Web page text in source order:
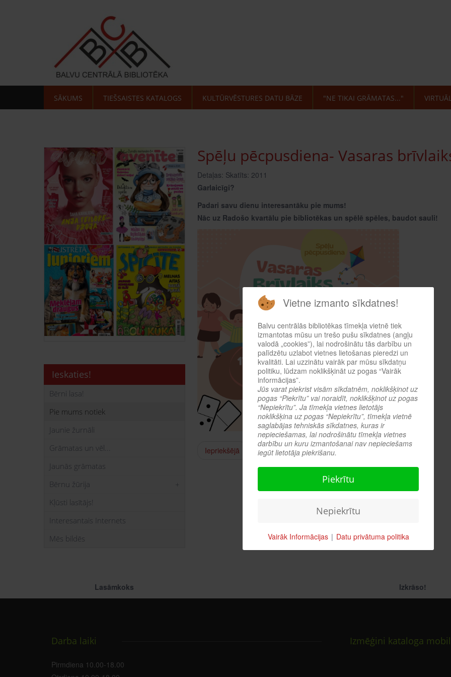
SĀKUMS TIEŠSAISTES KATALOGS KULTŪRVĒSTURES DATU BĀZE "NE TIKAI GRĀMATAS..."
Ieskaties!
Bērni lasa!
Pie mums notiek
Jaunie žurnāli
Grāmatas un vēl...
Jaunās grāmatas
Bērnu žūrija
Kļūsti lasītājs!
Interesantais Internets
Mēs bildēs
Spēļu pēcpusdiena- Vasaras
Detaļas: Skatīts: 2011
Garlaicīgi?
Padari savu dienu interesantāku pie mums!
Nāc uz Radošo kvartālu pie bibliotēkas un spēlē spēles, baudot sauli!
Iepriekšējā
Lasāmkoks Izkrāso!
Darba laiki
Pirmdiena 10.00-18.00
Izmēģini kataloga
Vietne izmanto sīkdatnes!
Balvu centrālās bibliotēkas tīmekļa vietnē tiek
izmantotas mūsu un trešo pušu sīkdatnes (angļu
valodā „cookies”), lai nodrošinātu tās darbību un
palīdzētu uzlabot vietnes lietošanas pieredzi un
kvalitāti. Lai uzzinātu vairāk par mūsu sīkdatņu
politiku, lūdzam noklikšķināt uz pogas “Vairāk
informācijas”.
Jūs varat piekrist visām sīkdatnēm, noklikšķinot uz
pogas “Piekrītu” vai noraidīt, noklikšķinot uz pogas
“Nepiekrītu”. Ja tīmekļa vietnes lietotājs
noklikšķina uz pogas “Nepiekrītu”, tīmekļa vietnē
saglabājas tehniskās sīkdatnes, kuras ir
nepieciešamas, lai nodrošinātu tīmekļa vietnes
darbību un kuru izmantošanai nav nepieciešams
iegūt lietotāja piekrišanu.
Piekrītu
Nepiekrītu
Vairāk Informācijas | Datu privātuma politika